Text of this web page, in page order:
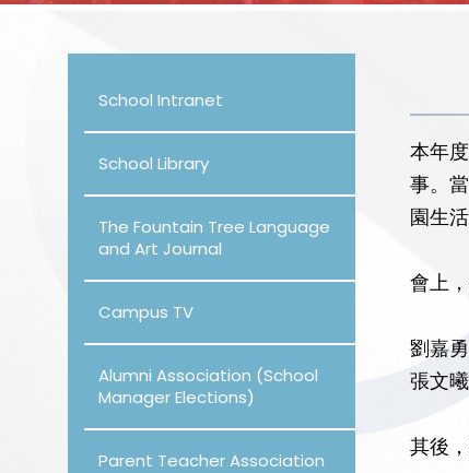
School Intranet
School Library
The Fountain Tree Language
and Art Journal
Campus TV
Alumni Association (School
Manager Elections)
Parent Teacher Association
本年
事。
園生
會上
劉嘉
張文
其後